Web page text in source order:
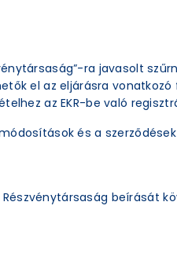
ra javasolt
el az eljárásra
az EKR-be való
és a
Részvénytársaság beírását